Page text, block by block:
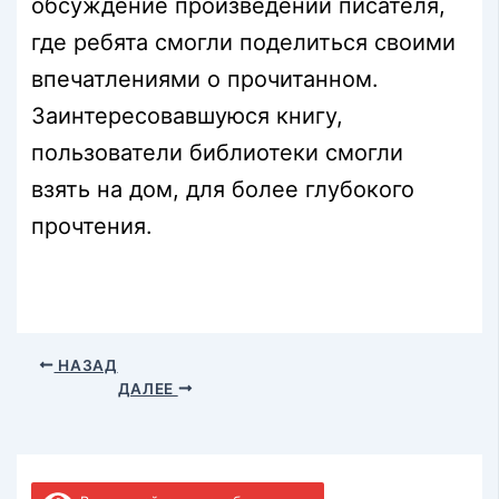
обсуждение произведений писателя,
где ребята смогли поделиться своими
впечатлениями о прочитанном.
Заинтересовавшуюся книгу,
пользователи библиотеки смогли
взять на дом, для более глубокого
прочтения.
НАЗАД
ДАЛЕЕ